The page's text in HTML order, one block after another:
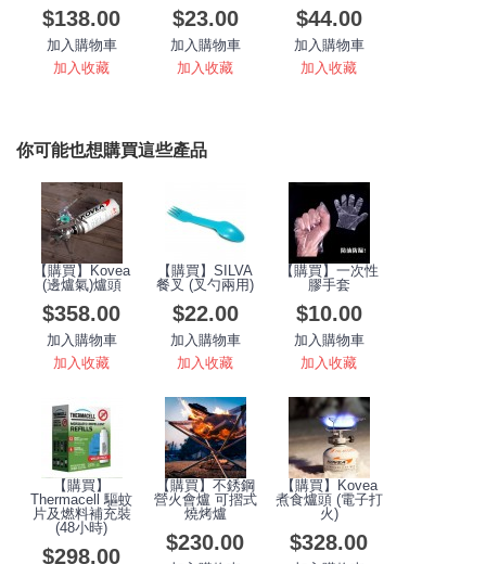
$138.00
加入購物車
加入收藏
$23.00
加入購物車
加入收藏
$44.00
加入購物車
加入收藏
你可能也想購買這些產品
【購買】Kovea
(邊爐氣)爐頭
$358.00
加入購物車
加入收藏
【購買】SILVA
餐叉 (叉勺兩用)
$22.00
加入購物車
加入收藏
【購買】一次性
膠手套
$10.00
加入購物車
加入收藏
【購買】
Thermacell 驅蚊
片及燃料補充裝
(48小時)
$298.00
【購買】不銹鋼
營火會爐 可摺式
燒烤爐
$230.00
【購買】Kovea
煮食爐頭 (電子打
火)
$328.00